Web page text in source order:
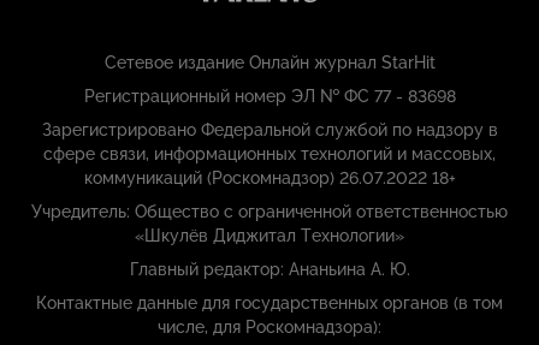
Сетевое издание Онлайн журнал StarHit
Регистрационный номер ЭЛ № ФС 77 - 83698
Зарегистрировано Федеральной службой по надзору в
сфере связи, информационных технологий и массовых,
коммуникаций (Роскомнадзор) 26.07.2022 18+
Учредитель: Общество с ограниченной ответственностью
«Шкулёв Диджитал Технологии»
Главный редактор: Ананьина А. Ю.
Контактные данные для государственных органов (в том
числе, для Роскомнадзора):